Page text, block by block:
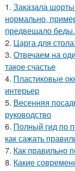
1. Заказала
нормально,
предвещало беды.
2. Царга для
3. Отвечаем на
такое счастье
4. Пластиковые
интерьер
5. Весенняя
руководство
6. Полный гид по
как сажать
7. Как правильно
8. Какие